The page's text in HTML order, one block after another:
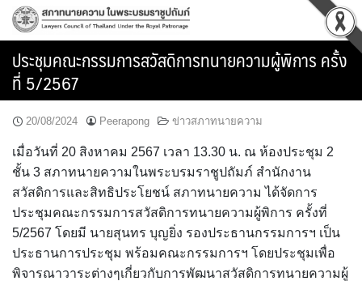
Skip
ประชุมคณะกรรมการสวัสดิการทนายความผู้พิการ ครั้ง
ที่ 5/2567
20/08/2024 Peerapong ข่าวสภาทนายความ
เมื่อวันที่ 20 สิงหาคม 2567 เวลา 13.30 น. ณ ห้องประชุม 2
ชั้น 3 สภาทนายความในพระบรมราชูปถัมภ์ สำนักงาน
สวัสดิการและสิทธิประโยชน์ สภาทนายความ ได้จัดการ
ประชุมคณะกรรมการสวัสดิการทนายความผู้พิการ ครั้งที่
5/2567 โดยมี นายสุนทร บุญยิ่ง รองประธานกรรมการฯ เป็น
ประธานการประชุม พร้อมคณะกรรมการฯ โดยประชุมเพื่อ
พิจารณาวาระต่างๆเกี่ยวกับการพัฒนาสวัสดิการทนายความผู้